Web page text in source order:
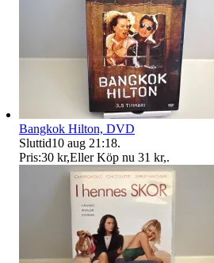
Bangkok Hilton, DVD
Sluttid10 aug 21:18.
Pris:30 kr,Eller Köp nu 31 kr,.